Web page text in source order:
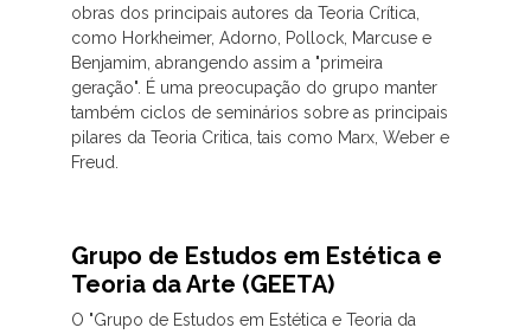
obras dos principais autores da Teoria Crítica,
como Horkheimer, Adorno, Pollock, Marcuse e
Benjamim, abrangendo assim a "primeira
geração". É uma preocupação do grupo manter
também ciclos de seminários sobre as principais
pilares da Teoria Critica, tais como Marx, Weber e
Freud.
Grupo de Estudos em Estética e
Teoria da Arte (GEETA)
O "Grupo de Estudos em Estética e Teoria da